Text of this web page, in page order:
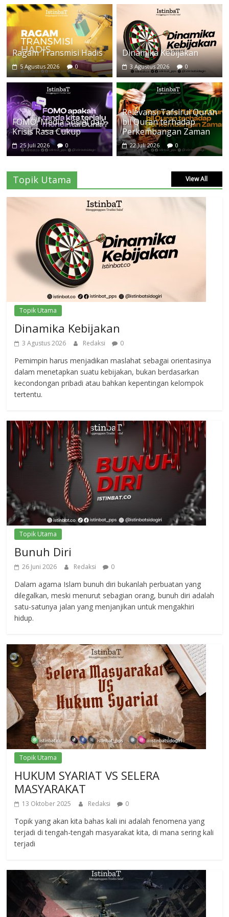
Ragam Transmisi Hadis
5 Agustus 2026 0
Dinamika Kebijakan
3 Agustus 2026 0
FOMO, Media Sosial dan
Krisis Rasa Cukup
25 Juli 2026 0
Relevansi Tafsirul Quran
bil Quran terhadap
Perkembangan Zaman
22 Juli 2026 0
Topik Utama View All
Topik Utama
Dinamika Kebijakan
3 Agustus 2026 Redaksi 0
Pemimpin harus menjadikan maslahat sebagai orientasinya
dalam menetapkan suatu kebijakan, bukan berdasarkan
kecondongan pribadi atau bahkan kepentingan kelompok
tertentu.
Topik Utama
Bunuh Diri
26 Juni 2026 Redaksi 0
Dalam agama Islam bunuh diri bukanlah perbuatan yang
dilegalkan, meski menurut sebagian orang, bunuh diri adalah
satu-satunya jalan yang menjanjikan untuk mengakhiri
hidup.
Topik Utama
HUKUM SYARIAT VS SELERA
MASYARAKAT
13 Oktober 2025 Redaksi 0
Topik yang akan kita bahas kali ini adalah fenomena yang
terjadi di tengah-tengah masyarakat kita, di mana sering kali
terjadi